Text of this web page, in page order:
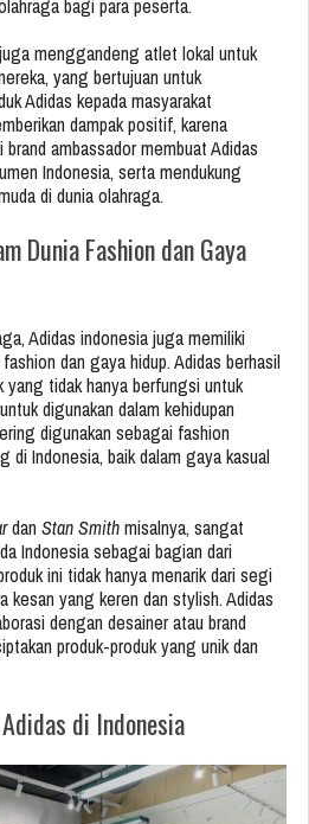
bagi para peserta.
menggandeng atlet lokal untuk
yang bertujuan untuk
Adidas kepada masyarakat
dampak positif, karena
ambassador membuat Adidas
Indonesia, serta mendukung
di dunia olahraga.
Dunia Fashion dan Gaya
Adidas indonesia juga memiliki
dan gaya hidup. Adidas berhasil
yang tidak hanya berfungsi untuk
digunakan dalam kehidupan
digunakan sebagai fashion
di Indonesia, baik dalam gaya kasual
dan Stan Smithmisalnya, sangat
Indonesia sebagai bagian dari
ini tidak hanya menarik dari segi
kesan yang keren dan stylish. Adidas
dengan desainer atau brand
produk-produk yang unik dan
di Indonesia